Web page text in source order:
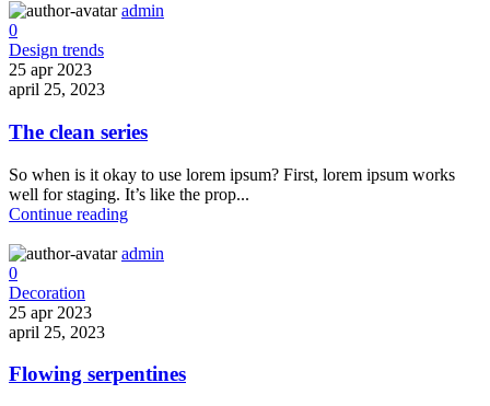
admin
0
Design trends
25 apr 2023
april 25, 2023
The clean series
So when is it okay to use lorem ipsum? First, lorem ipsum works
well for staging. It’s like the prop...
Continue reading
admin
0
Decoration
25 apr 2023
april 25, 2023
Flowing serpentines